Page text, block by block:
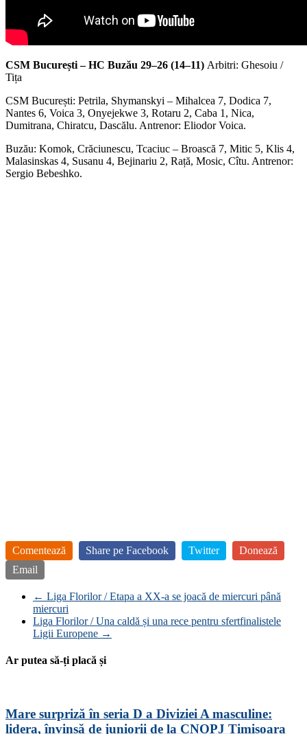
CSM București – HC Buzău 29–26 (14–11) Arbitri: Ghesoiu /
Tița
CSM București: Petrila, Shymanskyi – Mihalcea 7, Dodica 7,
Nantes 6, Voica 3, Onyejekwe 3, Rotaru 2, Caba 1, Nica,
Dumitrana, Chiratcu, Dascălu. Antrenor: Eliodor Voica.
Buzău: Komok, Crăciunescu, Tcaciuc – Broască 7, Mitic 5, Klis 4,
Malasinskas 4, Susanu 4, Bejinariu 2, Rață, Mosic, Cîtu. Antrenor:
Sergio Bebeshko.
Comentează Share pe Facebook Twitter
Donează
Email
← Liga Florilor / Etapa a XX-a se joacă de miercuri până
miercuri
Liga Florilor / Una caldă și una rece pentru sfertfinalistele
Ligii Europene →
Ar putea să-ți placă și
Mare surpriză în seria D a Diviziei A masculine:
lidera, învinsă de juniorii de la CNOPJ Timișoara